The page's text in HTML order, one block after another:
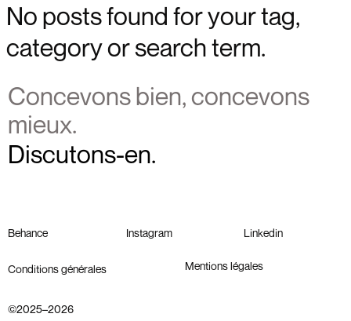
Contact
No posts found for your tag,
category or search term.
Concevons bien, concevons
mieux.
Discutons-en.
Behance Instagram Linkedin
Conditions générales Mentions légales
©2025–2026